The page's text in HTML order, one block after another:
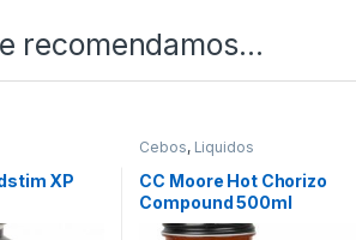
recomendamos…
XP
Cebos, Liquidos
CC Moore Hot Chorizo
Compound 500ml